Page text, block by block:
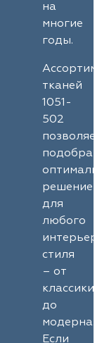
на
многие
годы.
тканей
1051-
502
позволяет
подобрать
решение
для
любого
стиля
– от
классики
до
модерна.
Если